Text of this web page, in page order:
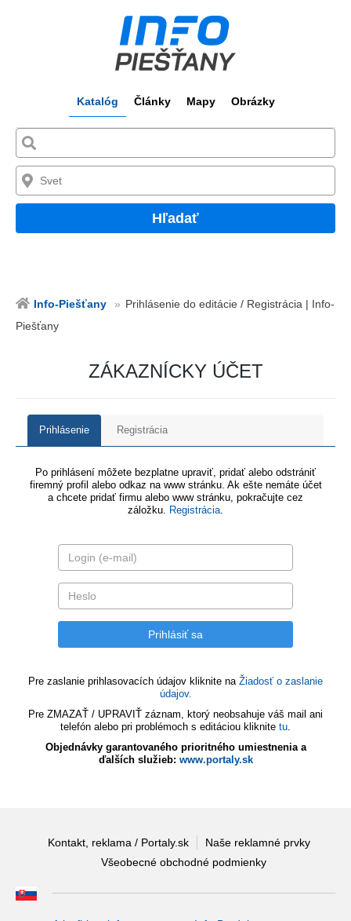
Katalóg Články Mapy Obrázky
Hľadať
Info-Piešťany
Prihlásenie do editácie / Registrácia | Info-
Piešťany
ZÁKAZNÍCKY ÚČET
Prihlásenie Registrácia
Po prihlásení môžete bezplatne upraviť, pridať alebo odstrániť
firemný profil alebo odkaz na www stránku. Ak ešte nemáte účet
a chcete pridať firmu alebo www stránku, pokračujte cez
záložku. Registrácia.
Pre zaslanie prihlasovacích údajov kliknite na Žiadosť o zaslanie
údajov.
Pre ZMAZAŤ / UPRAVIŤ záznam, ktorý neobsahuje váš mail ani
telefón alebo pri problémoch s editáciou kliknite tu.
Objednávky garantovaného prioritného umiestnenia a
ďalších služieb: www.portaly.sk
Kontakt, reklama / Portaly.sk
Naše reklamné prvky
Všeobecné obchodné podmienky